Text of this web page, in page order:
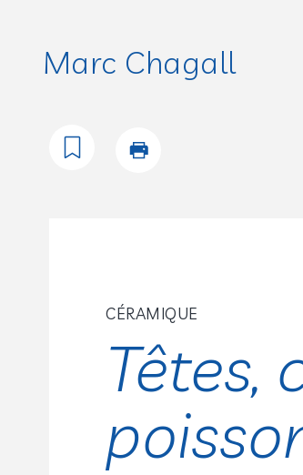
Marc Chagall
CÉRAMIQUE
Têtes,